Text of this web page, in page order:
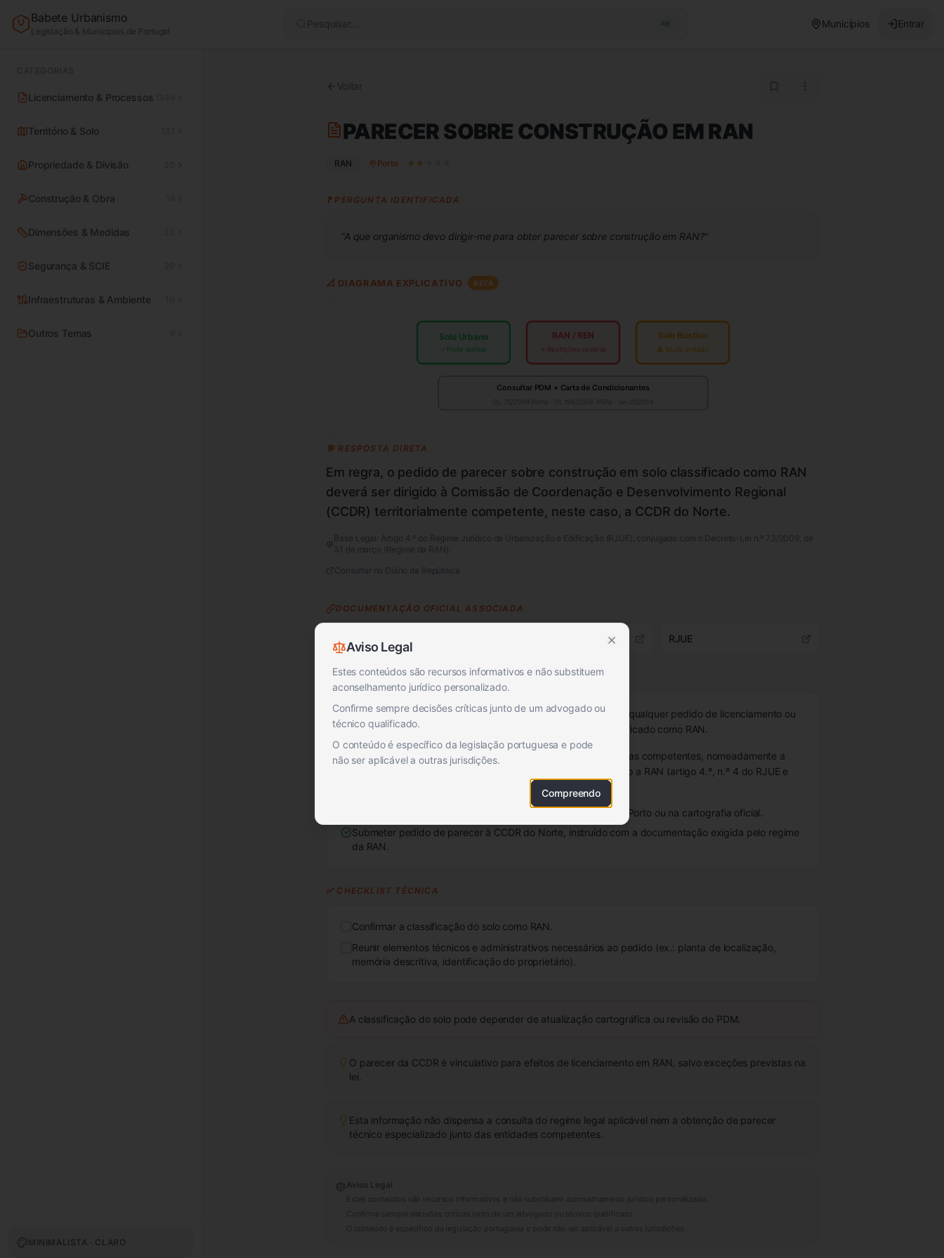
Babete Urbanismo
Legislação & Municípios de Portugal
Pesquisar... ⌘K Municípios Entrar
Licenciamento & Processos
Território & Solo
Propriedade & Divisão
Construção & Obra
Dimensões & Medidas
Segurança & SCIE
Infraestruturas & Ambiente
Outros Temas
MINIMALISTA · CLARO
Voltar
PARECER SOBRE CONSTRUÇÃO EM RAN
RAN Porto ★ ★
❓ PERGUNTA IDENTIFICADA
"A que organismo devo dirigir-me para obter parecer sobre construção em RAN?"
📐 DIAGRAMA EXPLICATIVO BETA
Solo Urbano
✓ Pode edificar
RAN / REN
✗ Restrições severas
Solo Rústico
⚠ Muito limitado
Consultar PDM + Carta de Condicionantes
🎯 RESPOSTA DIRETA
Em regra, o pedido de parecer sobre construção em solo classificado como RAN
deverá ser dirigido à Comissão de Coordenação e Desenvolvimento Regional
(CCDR) territorialmente competente, neste caso, a CCDR do Norte.
Base Legal: Artigo 4.º do Regime Jurídico da Urbanização e Edificação (RJUE), conjugado com o Decreto-Lei n.º 73/2009, de
31 de março (Regime da RAN).
Consultar no Diário da República
DOCUMENTAÇÃO OFICIAL ASSOCIADA
73/2009 RJUE
📋 CONTEXTO E APLICABILIDADE
O pedido de parecer à CCDR deverá ser apresentado antes de qualquer pedido de licenciamento ou
comunicação prévia para operações urbanísticas em solo classificado como RAN.
O RJUE prevê a necessidade de consulta a entidades externas competentes, nomeadamente a
CCDR, quando estejam em causa condicionantes legais como a RAN (artigo 4.º, n.º 4 do RJUE e
artigo 20.º do Decreto-Lei n.º 73/2009).
Verificar se o terreno está classificado como RAN no PDM do Porto ou na cartografia oficial.
Submeter pedido de parecer à CCDR do Norte, instruído com a documentação exigida pelo regime
da RAN.
✅ CHECKLIST TÉCNICA
Confirmar a classificação do solo como RAN.
Reunir elementos técnicos e administrativos necessários ao pedido (ex.: planta de localização,
memória descritiva, identificação do proprietário).
A classificação do solo pode depender de atualização cartográfica ou revisão do PDM.
O parecer da CCDR é vinculativo para efeitos de licenciamento em RAN, salvo exceções previstas na
lei.
Esta informação não dispensa a consulta do regime legal aplicável nem a obtenção de parecer
técnico especializado junto das entidades competentes.
Aviso Legal
Estes conteúdos são recursos informativos e não substituem aconselhamento jurídico personalizado.
Confirme sempre decisões críticas junto de um advogado ou técnico qualificado.
O conteúdo é específico da legislação portuguesa e pode não ser aplicável a outras jurisdições.
Aviso Legal
Estes conteúdos são recursos informativos e não substituem
aconselhamento jurídico personalizado.
Confirme sempre decisões críticas junto de um advogado ou
técnico qualificado.
O conteúdo é específico da legislação portuguesa e pode
não ser aplicável a outras jurisdições.
Compreendo